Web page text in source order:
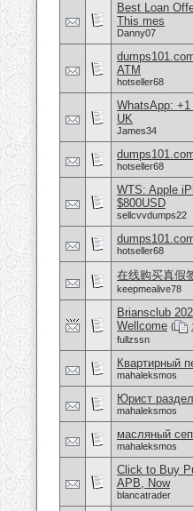
Best Loan
This mes
Danny07
ATM
hotseller68
WhatsApp:
UK
James34
hotseller68
WTS: Apple
$800USD
sellcvvdumps22
hotseller68
在线购买真假
keepmealive78
Briansclub
Wellcome (
fullzssn
Квартирный
mahaleksmos
Юрист
mahaleksmos
масляный
mahaleksmos
Click to Buy
APB, Now
blancatrader